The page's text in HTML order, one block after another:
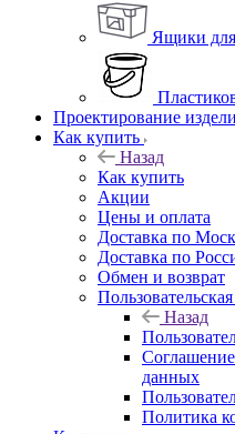
Ящики для
Проектирование
Как купить
Назад
Как купить
Акции
Цены и оплата
Доставка по
Доставка по
Обмен и возврат
Назад
данных
Политика